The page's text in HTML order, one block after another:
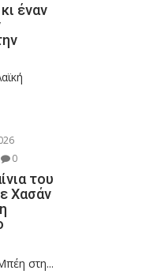
έναν
0
του
Χασάν
στη...